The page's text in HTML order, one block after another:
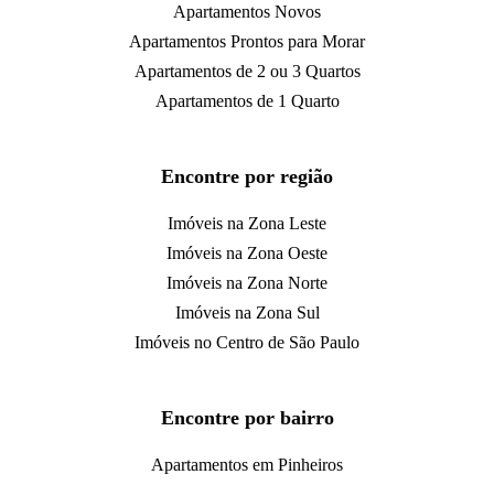
Apartamentos Novos
Apartamentos Prontos para Morar
Apartamentos de 2 ou 3 Quartos
Apartamentos de 1 Quarto
Encontre por região
Imóveis na Zona Leste
Imóveis na Zona Oeste
Imóveis na Zona Norte
Imóveis na Zona Sul
Imóveis no Centro de São Paulo
Encontre por bairro
Apartamentos em Pinheiros